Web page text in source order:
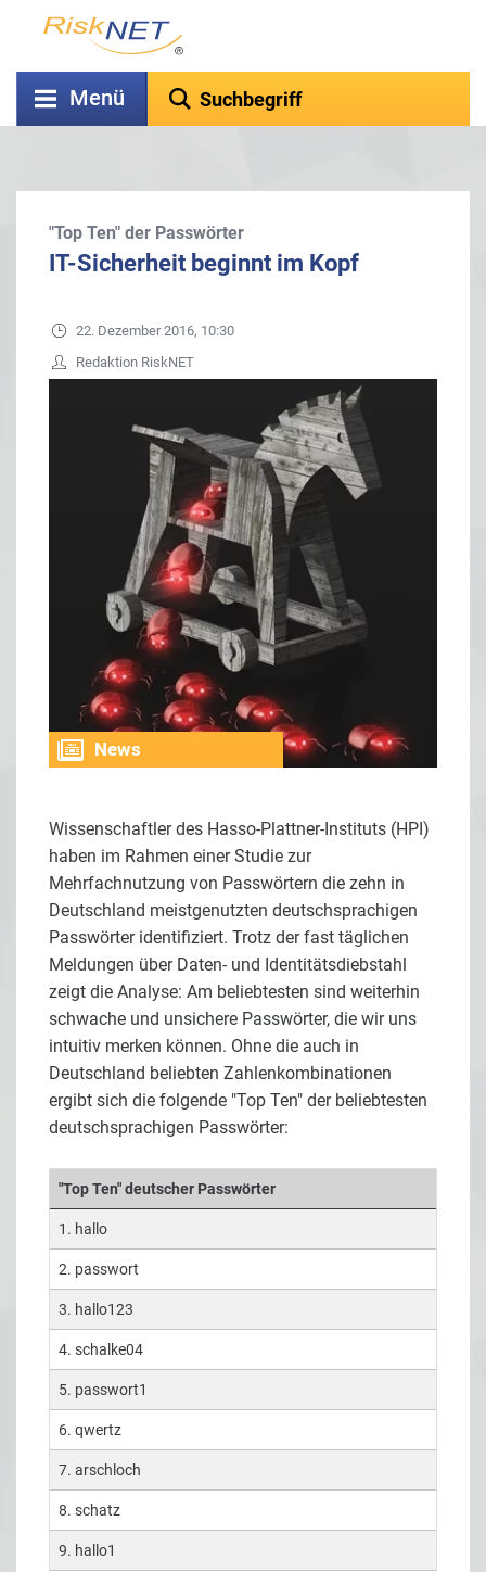
Menü
"Top Ten" der Passwörter
IT-Sicherheit beginnt im Kopf
22. Dezember 2016, 10:30
Redaktion RiskNET
News
Wissenschaftler des Hasso-Plattner-Instituts (HPI)
haben im Rahmen einer Studie zur
Mehrfachnutzung von Passwörtern die zehn in
Deutschland meistgenutzten deutschsprachigen
Passwörter identifiziert. Trotz der fast täglichen
Meldungen über Daten- und Identitätsdiebstahl
zeigt die Analyse: Am beliebtesten sind weiterhin
schwache und unsichere Passwörter, die wir uns
intuitiv merken können. Ohne die auch in
Deutschland beliebten Zahlenkombinationen
ergibt sich die folgende "Top Ten" der beliebtesten
deutschsprachigen Passwörter:
"Top Ten" deutscher Passwörter
1. hallo
2. passwort
3. hallo123
4. schalke04
5. passwort1
6. qwertz
7. arschloch
8. schatz
9. hallo1